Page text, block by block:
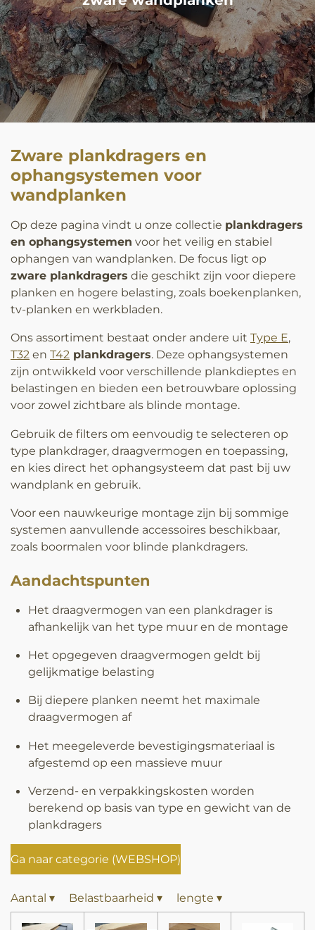
Zware plankdragers en
ophangsystemen voor
wandplanken
Op deze pagina vindt u onze collectie plankdragers
en ophangsystemen voor het veilig en stabiel
ophangen van wandplanken. De focus ligt op
zware plankdragers die geschikt zijn voor diepere
planken en hogere belasting, zoals boekenplanken,
tv-planken en werkbladen.
Ons assortiment bestaat onder andere uit Type E,
T32 en T42 plankdragers. Deze ophangsystemen
zijn ontwikkeld voor verschillende plankdieptes en
belastingen en bieden een betrouwbare oplossing
voor zowel zichtbare als blinde montage.
Gebruik de filters om eenvoudig te selecteren op
type plankdrager, draagvermogen en toepassing,
en kies direct het ophangsysteem dat past bij uw
wandplank en gebruik.
Voor een nauwkeurige montage zijn bij sommige
systemen aanvullende accessoires beschikbaar,
zoals boormalen voor blinde plankdragers.
Aandachtspunten
Het draagvermogen van een plankdrager is
afhankelijk van het type muur en de montage
Het opgegeven draagvermogen geldt bij
gelijkmatige belasting
Bij diepere planken neemt het maximale
draagvermogen af
Het meegeleverde bevestigingsmateriaal is
afgestemd op een massieve muur
Verzend- en verpakkingskosten worden
berekend op basis van type en gewicht van de
plankdragers
Ga naar categorie (WEBSHOP)
Aantal ▾ Belastbaarheid ▾ lengte ▾